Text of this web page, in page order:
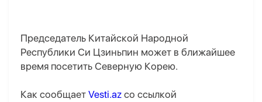
Председатель Китайской Народной
Республики Си Цзиньпин может в ближайшее
время посетить Северную Корею.
Как сообщает Vesti.az со ссылкой